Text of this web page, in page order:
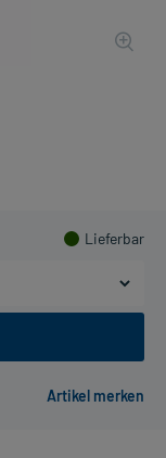
Lieferbar